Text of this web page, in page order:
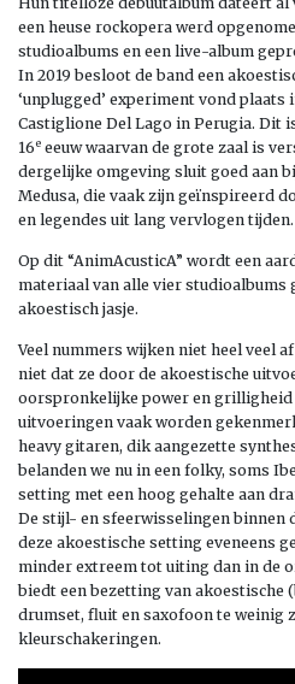
een heuse rockopera werd
studioalbums en een live-album
In 2019 besloot de band een
‘unplugged’ experiment vond plaats
Castiglione Del Lago in Perugia. Dit
16e eeuw waarvan de grote zaal is
dergelijke omgeving sluit goed aan
Medusa, die vaak zijn geïnspireerd
en legendes uit lang vervlogen tijden.
Op dit “AnimAcusticA” wordt een
materiaal van alle vier studioalbums
akoestisch jasje.
Veel nummers wijken niet heel veel
niet dat ze door de akoestische
oorspronkelijke power en grilligheid
uitvoeringen vaak worden
heavy gitaren, dik aangezette
belanden we nu in een folky, soms
setting met een hoog gehalte aan
De stijl- en sfeerwisselingen binnen
deze akoestische setting eveneens
minder extreem tot uiting dan in de
biedt een bezetting van akoestische
drumset, fluit en saxofoon te weinig
kleurschakeringen.